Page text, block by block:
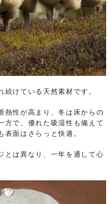
けている天然素材です。
熱性が高まり、冬は床からの
方で、優れた吸湿性も備えて
表面はさらっと快適。
とは異なり、一年を通して心